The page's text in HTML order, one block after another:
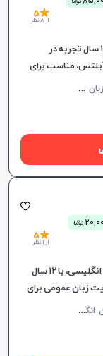
5
از 8 نظر
مدرک تی تی سی آیلتس از دانشگاه شهید بهشتی، ۱۸ سال تجربه در
مناسب برای
آ
یلتس، مکالمه زبان انگلیسی، زبان انگلیسی عمومی، گرامر زبان انگلیسی، زبان انگلیسی تجاری، زبان انگلیسی آمریکایی، زبان انگلیسی کنکور سراسری، زبان انگلیسی کنکور کاردانی، زبان انگلیسی کنکور ارشد، زبان انگلیسی کنکور دکتری، زبان انگلیسی هفتم دبیرستان، زبان انگلیسی هشتم دبیرستان، زبان انگلیسی نهم دبیرستان، زبان انگلیسی دهم دبیرستان، زبان انگلیسی یازدهم دبیرستان، زبان انگلیسی دوازدهم دبیرستان، تافل، جی آر ای، دولینگو، تولیمو
توما
ن
5
از 1 نظر
مدرک تیسول از استرالیا و فوق لیسانس آموزش زبان انگلیسی، با ۱۲ سال
زبان عمومی برای
م
کالمه زبان انگلیسی، گرامر زبان انگلیسی، زبان انگلیسی تجاری، زبان انگلیسی آمریکایی